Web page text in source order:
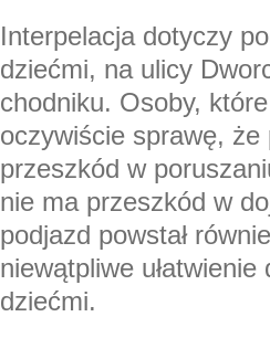
Interpelacja dotyczy
dziećmi, na ulicy
chodniku. Osoby,
oczywiście sprawę,
przeszkód w
nie ma przeszkód w
podjazd powstał
niewątpliwe
dziećmi.